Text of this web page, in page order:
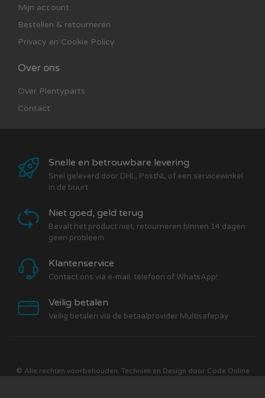
Mijn account
Bestellen & retourneren
Privacy en Cookie Policy
Over ons
Over Plentyparts
Contact
Snelle en betrouwbare levering
Snel geleverd door DHL, PostNL of een servicewinkel
in de buurt
Niet goed, geld terug
Bevalt het product niet, retourneren binnen 14 dagen
geen probleem
Klantenservice
Contact ons via e-mail, telefoon of WhatsApp!
Veilig betalen
Veilig betalen via de betaalprovider Multisafepay
© Alle rechten voorbehouden. Techniek en Design door Code Online